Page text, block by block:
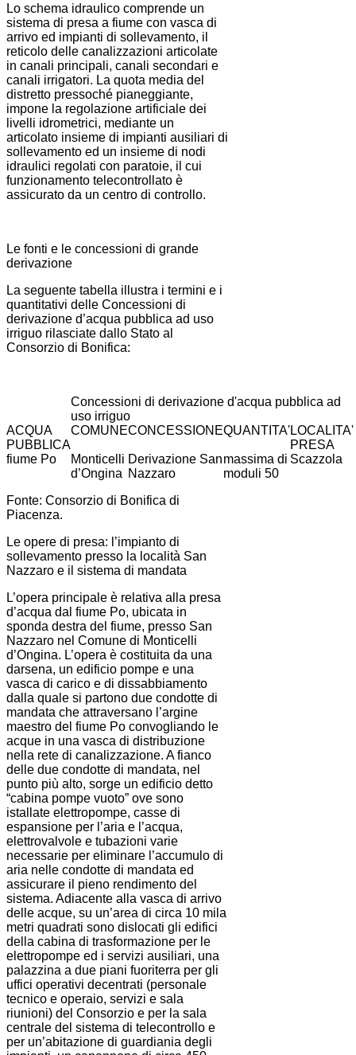
Lo schema idraulico comprende un
sistema di presa a fiume con vasca di
arrivo ed impianti di sollevamento, il
reticolo delle canalizzazioni articolate
in canali principali, canali secondari e
canali irrigatori. La quota media del
distretto pressoché pianeggiante,
impone la regolazione artificiale dei
livelli idrometrici, mediante un
articolato insieme di impianti ausiliari di
sollevamento ed un insieme di nodi
idraulici regolati con paratoie, il cui
funzionamento telecontrollato è
assicurato da un centro di controllo.
Le fonti e le concessioni di grande
derivazione
La seguente tabella illustra i termini e i
quantitativi delle Concessioni di
derivazione d’acqua pubblica ad uso
irriguo rilasciate dallo Stato al
Consorzio di Bonifica:
Concessioni di derivazione d'acqua pubblica ad
uso irriguo
ACQUA
PUBBLICA
COMUNECONCESSIONEQUANTITA'LOCALITA'
PRESA
fiume Po
Monticelli
d’Ongina
Derivazione San
Nazzaro
massima di
moduli 50
Scazzola
Fonte: Consorzio di Bonifica di
Piacenza.
Le opere di presa: l’impianto di
sollevamento presso la località San
Nazzaro e il sistema di mandata
L’opera principale è relativa alla presa
d’acqua dal fiume Po, ubicata in
sponda destra del fiume, presso San
Nazzaro nel Comune di Monticelli
d’Ongina. L’opera è costituita da una
darsena, un edificio pompe e una
vasca di carico e di dissabbiamento
dalla quale si partono due condotte di
mandata che attraversano l’argine
maestro del fiume Po convogliando le
acque in una vasca di distribuzione
nella rete di canalizzazione. A fianco
delle due condotte di mandata, nel
punto più alto, sorge un edificio detto
“cabina pompe vuoto” ove sono
istallate elettropompe, casse di
espansione per l’aria e l’acqua,
elettrovalvole e tubazioni varie
necessarie per eliminare l’accumulo di
aria nelle condotte di mandata ed
assicurare il pieno rendimento del
sistema. Adiacente alla vasca di arrivo
delle acque, su un’area di circa 10 mila
metri quadrati sono dislocati gli edifici
della cabina di trasformazione per le
elettropompe ed i servizi ausiliari, una
palazzina a due piani fuoriterra per gli
uffici operativi decentrati (personale
tecnico e operaio, servizi e sala
riunioni) del Consorzio e per la sala
centrale del sistema di telecontrollo e
per un’abitazione di guardiania degli